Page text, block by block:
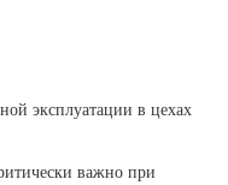
эксплуатации в цехах
важно при